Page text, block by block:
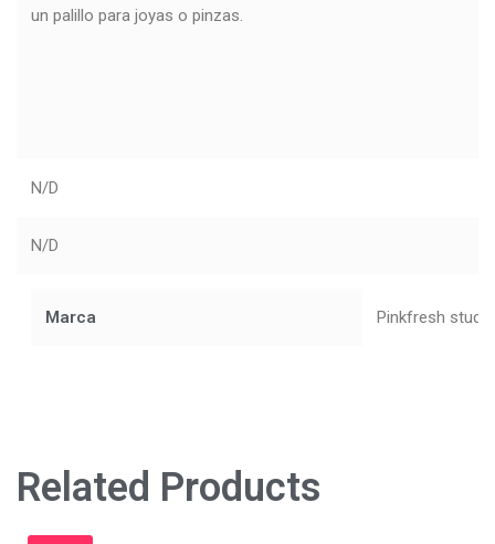
un palillo para joyas o pinzas.
N/D
N/D
Marca Pinkfresh studio
Related Products